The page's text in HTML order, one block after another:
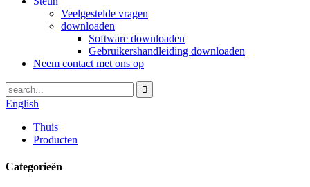
Veelgestelde vragen
downloaden
Software downloaden
Gebruikershandleiding downloaden
Neem contact met ons op
English
Thuis
Producten
Categorieën